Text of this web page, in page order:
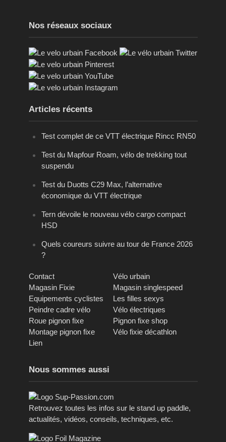
Nos réseaux sociaux
Articles récents
Test complet de ce VTT électrique Rincc RN50
Test du Mapfour Roam, vélo de trekking tout
suspendu
Test du Duotts C29 Max, l’alternative
économique du VTT électrique
Tern dévoile le nouveau vélo cargo compact
HSD
Quels coureurs suivre au tour de France 2026
?
Contact
Vélo urbain
Magasin Fixie
Magasin singlespeed
Equipements cyclistes
Les filles sexys
Peindre cadre vélo
Vélo électriques
Roue pignon fixe
Pignon fixe shop
Montage pignon fixe
Vélo fixie décathlon
Lien
Nous sommes aussi
Retrouvez toutes les infos sur le stand up paddle,
actualités, vidéos, conseils, techniques, etc.